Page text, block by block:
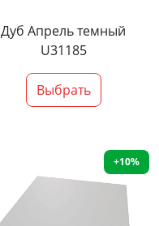
Дуб Апрель темный
U31185
Выбрать
+10%